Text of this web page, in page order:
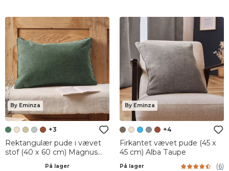
By Eminza
+3
Rektangulær pude i vævet
stof (40 x 60 cm) Magnus
Rosmarin GrønPå lager
By Eminza
+4
Firkantet vævet pude (45 x
45 cm) Alba Taupe
På lager (6)